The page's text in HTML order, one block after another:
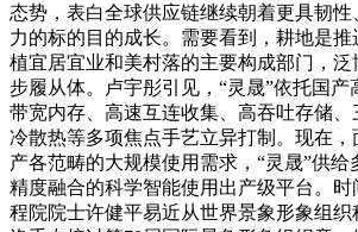
态势，表白全球供应链继续朝着更具韧
力的标的目的成长。需要看到，耕地是
植宜居宜业和美村落的主要构成部门，
步履从体。卢宇彤引见，“灵晟”依托国产
带宽内存、高速互连收集、高吞吐存储
冷散热等多项焦点手艺立异打制。现在
产各范畴的大规模使用需求，“灵晟”供给
精度融合的科学智能使用出产级平台。时
程院院士许健平易近从世界景象形象组织